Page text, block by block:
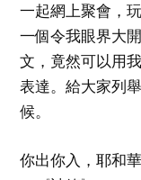
一起網上聚會，
一個令我眼界大
文，竟然可以用
表達。給大家列
候。
你出你入，耶和